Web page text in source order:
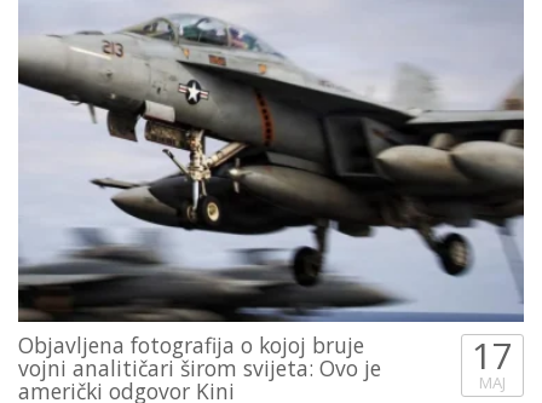
Objavljena fotografija o kojoj bruje
vojni analitičari širom svijeta: Ovo je
američki odgovor Kini
17
MAJ